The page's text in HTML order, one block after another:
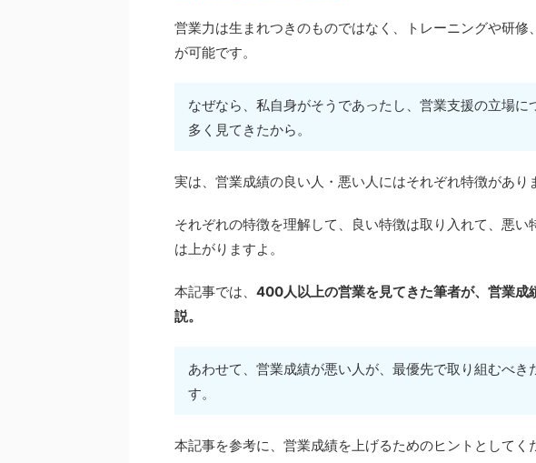
営業力は生まれつきのものではなく、トレーニングや研修
が可能です。
なぜなら、私自身がそうであったし、営業支援の立場
多く見てきたから。
実は、営業成績の良い人・悪い人にはそれぞれ特徴があり
それぞれの特徴を理解して、良い特徴は取り入れて、悪い
は上がりますよ。
本記事では、 400人以上の営業を見てきた筆者が、営業成
説。
あわせて、営業成績が悪い人が、最優先で取り組むべき
す。
本記事を参考に、営業成績を上げるためのヒントとしてく